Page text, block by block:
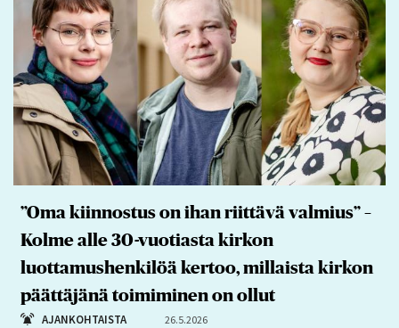
”Oma kiinnostus on ihan riittävä valmius” –
Kolme alle 30-vuotiasta kirkon
luottamushenkilöä kertoo, millaista kirkon
päättäjänä toimiminen on ollut
AJANKOHTAISTA 26.5.2026